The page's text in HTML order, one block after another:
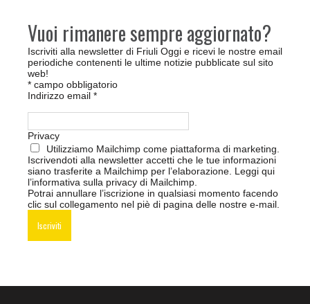
Vuoi rimanere sempre aggiornato?
Iscriviti alla newsletter di Friuli Oggi e ricevi le nostre email
periodiche contenenti le ultime notizie pubblicate sul sito
web!
* campo obbligatorio
Indirizzo email *
Privacy
Utilizziamo Mailchimp come piattaforma di marketing.
Iscrivendoti alla newsletter accetti che le tue informazioni
siano trasferite a Mailchimp per l’elaborazione. Leggi qui
l’informativa sulla privacy di Mailchimp.
Potrai annullare l’iscrizione in qualsiasi momento facendo
clic sul collegamento nel piè di pagina delle nostre e-mail.